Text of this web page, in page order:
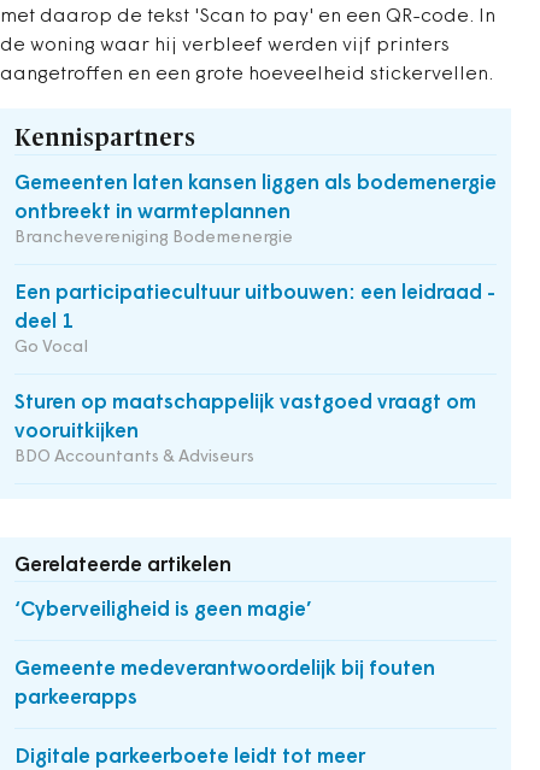
met daarop de tekst 'Scan to pay' en een QR-code. In
de woning waar hij verbleef werden vijf printers
aangetroffen en een grote hoeveelheid stickervellen.
Kennispartners
Gemeenten laten kansen liggen als bodemenergie
ontbreekt in warmteplannen
Branchevereniging Bodemenergie
Een participatiecultuur uitbouwen: een leidraad -
deel 1
Go Vocal
Sturen op maatschappelijk vastgoed vraagt om
vooruitkijken
BDO Accountants & Adviseurs
Gerelateerde artikelen
‘Cyberveiligheid is geen magie’
Gemeente medeverantwoordelijk bij fouten
parkeerapps
Digitale parkeerboete leidt tot meer